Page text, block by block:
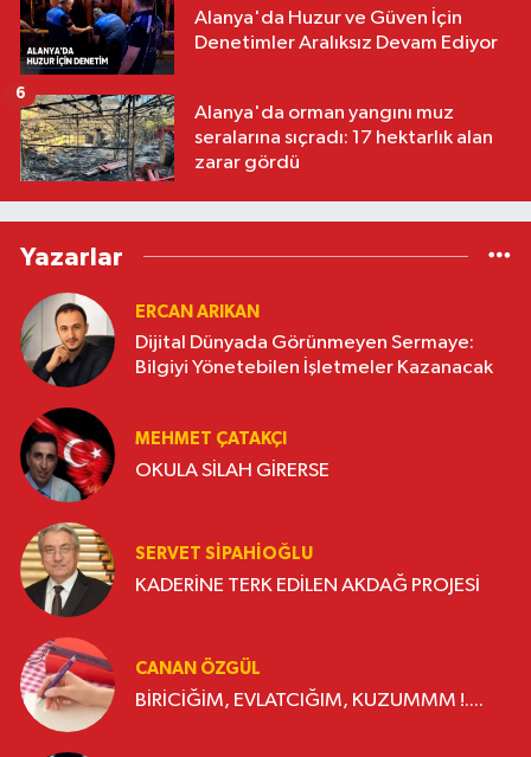
Alanya'da Huzur ve Güven İçin
Denetimler Aralıksız Devam Ediyor
Alanya'da orman yangını muz
seralarına sıçradı: 17 hektarlık alan
zarar gördü
6
Yazarlar
ERCAN ARIKAN
Dijital Dünyada Görünmeyen Sermaye:
Bilgiyi Yönetebilen İşletmeler Kazanacak
MEHMET ÇATAKÇI
OKULA SİLAH GİRERSE
SERVET SİPAHİOĞLU
KADERİNE TERK EDİLEN AKDAĞ PROJESİ
CANAN ÖZGÜL
BİRİCİĞİM, EVLATCIĞIM, KUZUMMM !....